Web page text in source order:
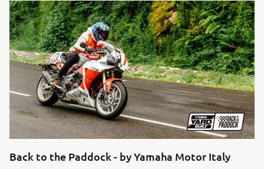
Back to the Paddock - by Yamaha Motor Italy